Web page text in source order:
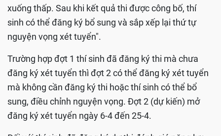
xuống thấp. Sau khi kết quả thi được công bố, thí
sinh có thể đăng ký bổ sung và sắp xếp lại thứ tự
nguyện vọng xét tuyển".
Trường hợp đợt 1 thí sinh đã đăng ký thi mà chưa
đăng ký xét tuyển thì đợt 2 có thể đăng ký xét tuyển
mà không cần đăng ký thi hoặc thí sinh có thể bổ
sung, điều chỉnh nguyện vọng. Đợt 2 (dự kiến) mở
đăng ký xét tuyển ngày 6-4 đến 25-4.